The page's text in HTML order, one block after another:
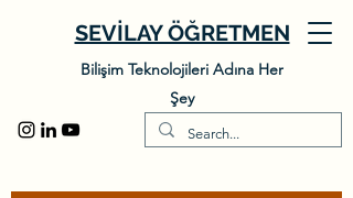
SEVİLAY ÖĞRETMEN
Bilişim Teknolojileri Adına Her
Şey